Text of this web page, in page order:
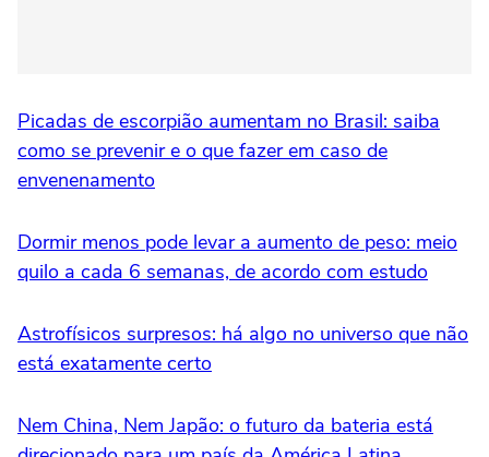
Picadas de escorpião aumentam no Brasil: saiba
como se prevenir e o que fazer em caso de
envenenamento
Dormir menos pode levar a aumento de peso: meio
quilo a cada 6 semanas, de acordo com estudo
Astrofísicos surpresos: há algo no universo que não
está exatamente certo
Nem China, Nem Japão: o futuro da bateria está